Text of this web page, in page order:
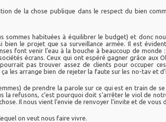
de la chose publique dans le respect du bien
sommes habituées à équilibrer le budget) et donc
bien le projet que sa surveillance armée. Il est
font venir l’eau à la bouche à beaucoup de monde
écrans. Ceux qui ont espéré gagner grâce aux
pas trouver assez de clients pour occuper
les arrange bien de rejeter la faute sur les no-tav et
de prendre la parole sur ce qui est en train de se
la refusons, c’est pourquoi doit s’arrêter le viol de
Il nous vient l’envie de renvoyer l’invite et de vous
on veut nous faire vivre.